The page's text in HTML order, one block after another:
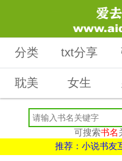
分类 txt分享
耽美 女生
可搜索书名
推荐：小说书友